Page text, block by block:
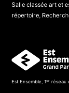
Salle classée art et
répertoire,
Est Ensemble, 1er réseau